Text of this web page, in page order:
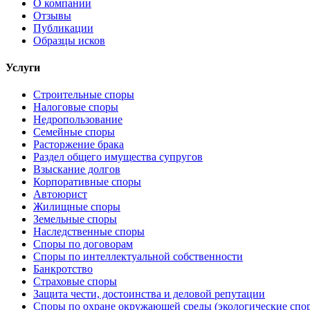
О компании
Отзывы
Публикации
Образцы исков
Услуги
Строительные споры
Налоговые споры
Недропользование
Семейные споры
Расторжение брака
Раздел общего имущества супругов
Взыскание долгов
Корпоративные споры
Автоюрист
Жилищные споры
Земельные споры
Наследственные споры
Споры по договорам
Споры по интеллектуальной собственности
Банкротство
Страховые споры
Защита чести, достоинства и деловой репутации
Споры по охране окружающей среды (экологические